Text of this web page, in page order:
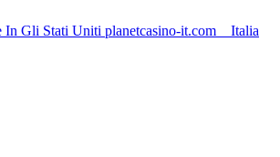
In Gli Stati Uniti planetcasino-it.com _ Italia